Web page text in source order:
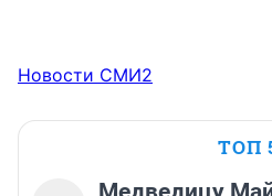
Новости СМИ2
ТОП